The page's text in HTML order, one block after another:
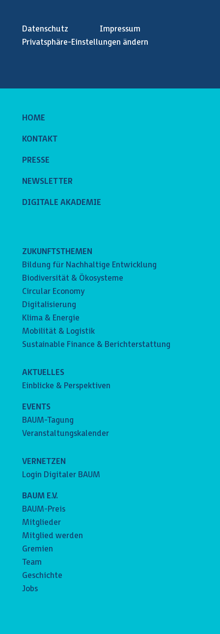
Datenschutz
Impressum
Privatsphäre-Einstellungen ändern
HOME
KONTAKT
PRESSE
NEWSLETTER
DIGITALE AKADEMIE
ZUKUNFTSTHEMEN
Bildung für Nachhaltige Entwicklung
Biodiversität & Ökosysteme
Circular Economy
Digitalisierung
Klima & Energie
Mobilität & Logistik
Sustainable Finance & Berichterstattung
AKTUELLES
Einblicke & Perspektiven
EVENTS
BAUM-Tagung
Veranstaltungskalender
VERNETZEN
Login Digitaler BAUM
BAUM E.V.
BAUM-Preis
Mitglieder
Mitglied werden
Gremien
Team
Geschichte
Jobs